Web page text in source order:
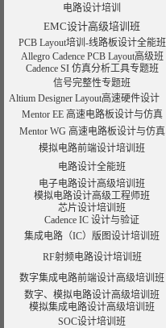
电路设计培训
EMC设计高级培训班
PCB Layout培训-线路板设计全能班
Allegro Cadence PCB Layout高级班
Cadence SI 仿真分析工具专题班
信号完整性专题班
Altium Designer Layout高速硬件设计
Mentor EE 高速电路板设计与仿真
Mentor WG 高速电路板设计与仿真
模拟电路前端设计培训班
电路设计全能班
电子电路设计高级培训班
模拟电路设计高级工程师班
芯片设计培训班
Cadence IC 设计与验证
集成电路（IC）版图设计培训班
RF射频电路设计培训班
数字集成电路前端设计高级培训班
数字、模拟电路设计高级培训班
模拟集成电路设计高级培训班
SOC设计培训班